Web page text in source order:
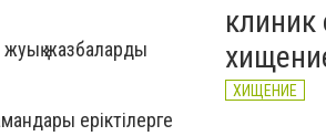
жуық жазбаларды
еріктілерге
клиник
ХИЩЕНИЕ